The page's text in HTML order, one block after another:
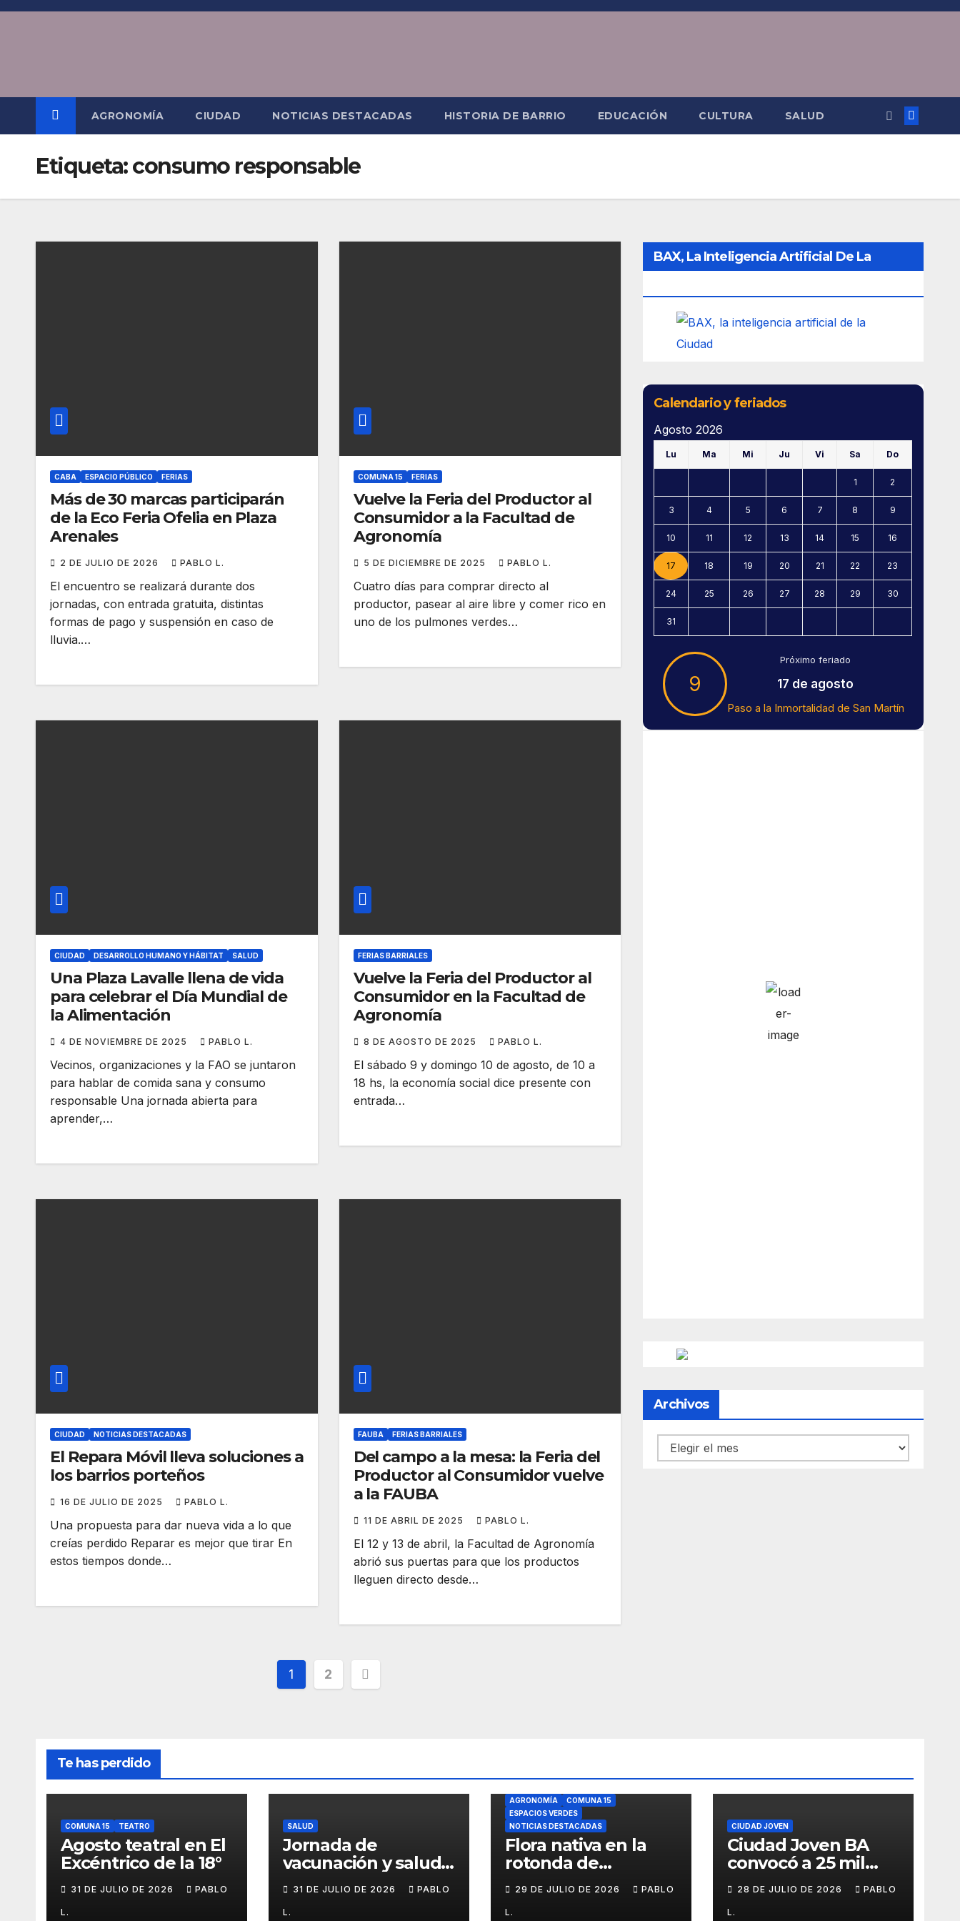
Saltar
AGRONOMÍA CIUDAD NOTICIAS DESTACADAS HISTORIA DE BARRIO EDUCACIÓN CULTURA SALUD
Etiqueta:consumo responsable
CABA ESPACIO PÚBLICO FERIAS
Más de 30 marcas participarán
de la Eco Feria Ofelia en Plaza
Arenales
2 DE JULIO DE 2026 PABLO L.
El encuentro se realizará durante dos
jornadas, con entrada gratuita, distintas
formas de pago y suspensión en caso de
lluvia.…
COMUNA 15 FERIAS
Vuelve la Feria del Productor al
Consumidor a la Facultad de
Agronomía
5 DE DICIEMBRE DE 2025 PABLO L.
Cuatro días para comprar directo al
productor, pasear al aire libre y comer rico en
uno de los pulmones verdes…
CIUDAD DESARROLLO HUMANO Y HÁBITAT SALUD
Una Plaza Lavalle llena de vida
para celebrar el Día Mundial de
la Alimentación
4 DE NOVIEMBRE DE 2025 PABLO L.
Vecinos, organizaciones y la FAO se juntaron
para hablar de comida sana y consumo
responsable Una jornada abierta para
aprender,…
FERIAS BARRIALES
Vuelve la Feria del Productor al
Consumidor en la Facultad de
Agronomía
8 DE AGOSTO DE 2025 PABLO L.
El sábado 9 y domingo 10 de agosto, de 10 a
18 hs, la economía social dice presente con
entrada…
CIUDAD NOTICIAS DESTACADAS
El Repara Móvil lleva soluciones a
los barrios porteños
16 DE JULIO DE 2025 PABLO L.
Una propuesta para dar nueva vida a lo que
creías perdido Reparar es mejor que tirar En
estos tiempos donde…
FAUBA FERIAS BARRIALES
Del campo a la mesa: la Feria del
Productor al Consumidor vuelve
a la FAUBA
11 DE ABRIL DE 2025 PABLO L.
El 12 y 13 de abril, la Facultad de Agronomía
abrió sus puertas para que los productos
lleguen directo desde…
Paginación
1 2
BAX, La Inteligencia Artificial De La
Calendario y feriados
Agosto 2026
Lu Ma Mi Ju Vi Sa Do
1 2
3 4 5 6 7 8 9
10 11 12 13 14 15 16
17 18 19 20 21 22 23
24 25 26 27 28 29 30
31
9
Próximo feriado
17 de agosto
Paso a la Inmortalidad de San Martín
Archivos
Archivos
Te has perdido
COMUNA 15 TEATRO
Agosto teatral en El
Excéntrico de la 18°
31 DE JULIO DE 2026 PABLO
L.
SALUD
Jornada de
vacunación y salud
bucal para chicos
31 DE JULIO DE 2026 PABLO
L.
AGRONOMÍA
COMUNA 15
ESPACIOS VERDES
NOTICIAS DESTACADAS
Flora nativa en la
rotonda de
Agronomía
29 DE JULIO DE 2026 PABLO
L.
CIUDAD JOVEN
Ciudad Joven BA
convocó a 25 mil
personas
28 DE JULIO DE 2026 PABLO
L.